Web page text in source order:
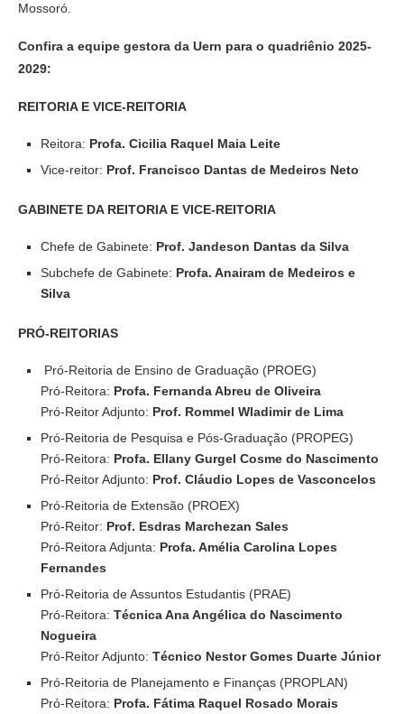
Mossoró.
Confira a equipe gestora da Uern para o quadriênio 2025-
2029:
REITORIA E VICE-REITORIA
Reitora: Profa. Cicilia Raquel Maia Leite
Vice-reitor: Prof. Francisco Dantas de Medeiros Neto
GABINETE DA REITORIA E VICE-REITORIA
Chefe de Gabinete: Prof. Jandeson Dantas da Silva
Subchefe de Gabinete: Profa. Anairam de Medeiros e
Silva
PRÓ-REITORIAS
Pró-Reitoria de Ensino de Graduação (PROEG)
Pró-Reitora: Profa. Fernanda Abreu de Oliveira
Pró-Reitor Adjunto: Prof. Rommel Wladimir de Lima
Pró-Reitoria de Pesquisa e Pós-Graduação (PROPEG)
Pró-Reitora: Profa. Ellany Gurgel Cosme do Nascimento
Pró-Reitor Adjunto: Prof. Cláudio Lopes de Vasconcelos
Pró-Reitoria de Extensão (PROEX)
Pró-Reitor: Prof. Esdras Marchezan Sales
Pró-Reitora Adjunta: Profa. Amélia Carolina Lopes
Fernandes
Pró-Reitoria de Assuntos Estudantis (PRAE)
Pró-Reitora: Técnica Ana Angélica do Nascimento
Nogueira
Pró-Reitor Adjunto: Técnico Nestor Gomes Duarte Júnior
Pró-Reitoria de Planejamento e Finanças (PROPLAN)
Pró-Reitora: Profa. Fátima Raquel Rosado Morais